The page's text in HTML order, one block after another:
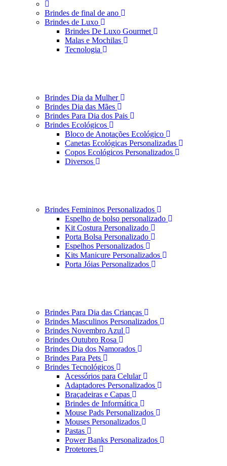
Brindes de final de ano
Brindes de Luxo
Brindes De Luxo Gourmet
Malas e Mochilas
Tecnologia
Brindes Dia da Mulher
Brindes Dia das Mães
Brindes Para Dia dos Pais
Brindes Ecológicos
Bloco de Anotações Ecológico
Canetas Ecológicas Personalizadas
Copos Ecológicos Personalizados
Diversos
Brindes Femininos Personalizados
Espelho de bolso personalizado
Kit Costura Personalizado
Porta Bolsa Personalizado
Espelhos Personalizados
Kits Manicure Personalizados
Porta Jóias Personalizados
Brindes Para Dia das Crianças
Brindes Masculinos Personalizados
Brindes Novembro Azul
Brindes Outubro Rosa
Brindes Dia dos Namorados
Brindes Para Pets
Brindes Tecnológicos
Acessórios para Celular
Adaptadores Personalizados
Braçadeiras e Capas
Brindes de Informática
Mouse Pads Personalizados
Mouses Personalizados
Pastas
Power Banks Personalizados
Protetores